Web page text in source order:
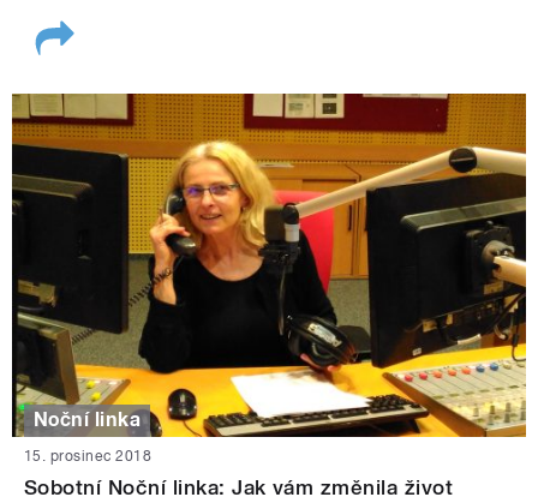
Noční linka
15. prosinec 2018
Sobotní Noční linka: Jak vám změnila život